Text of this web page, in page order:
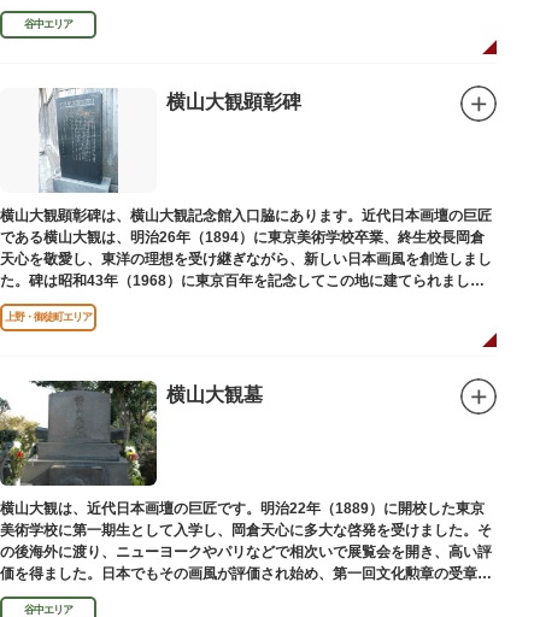
授として多くの文人を育て、慶応3年 （1867）に没しました。
谷中エリア
横山大観顕彰碑
横山大観顕彰碑は、横山大観記念館入口脇にあります。近代日本画壇の巨匠
である横山大観は、明治26年（1894）に東京美術学校卒業、終生校長岡倉
天心を敬愛し、東洋の理想を受け継ぎながら、新しい日本画風を創造しまし
た。碑は昭和43年（1968）に東京百年を記念してこの地に建てられまし
た。
上野・御徒町エリア
横山大観墓
横山大観は、近代日本画壇の巨匠です。明治22年（1889）に開校した東京
美術学校に第一期生として入学し、岡倉天心に多大な啓発を受けました。そ
の後海外に渡り、ニューヨークやパリなどで相次いで展覧会を開き、高い評
価を得ました。日本でもその画風が評価され始め、第一回文化勲章の受章者
となりました。お墓は谷中霊園にあります。
谷中エリア